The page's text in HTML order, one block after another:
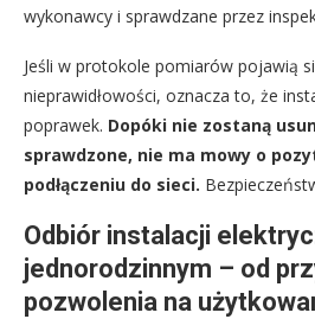
wykonawcy i sprawdzane przez
Jeśli w protokole pomiarów pojawią
nieprawidłowości, oznacza to, że
poprawek. Dopóki nie zostaną
sprawdzone, nie ma mowy o
podłączeniu do sieci.
Odbiór instalacji
jednorodzinnym – od
pozwolenia na